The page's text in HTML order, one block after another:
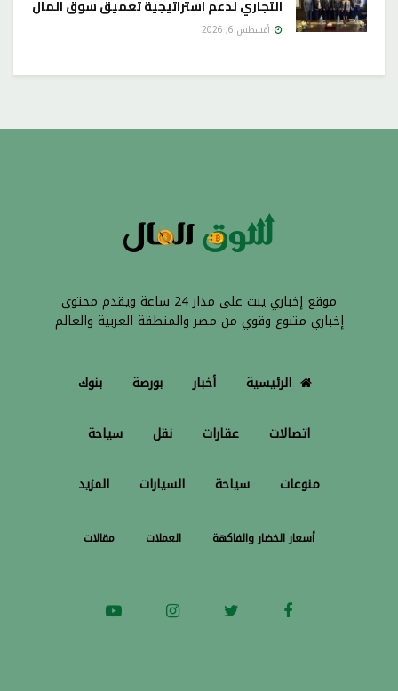
التجاري لدعم استراتيجية تعميق سوق المال
أغسطس 6, 2026
موقع إخباري يبث على مدار 24 ساعة ويقدم محتوى
إخباري متنوع وقوي من مصر والمنطقة العربية والعالم
الرئيسية أخبار بورصة بنوك
اتصالات عقارات نقل سياحة
منوعات سياحة السيارات المزيد
أسعار الخضار والفاكهة العملات مقالات